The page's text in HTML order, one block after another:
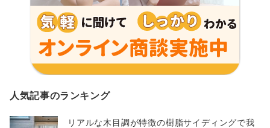
人気記事のランキング
リアルな木目調が特徴の樹脂サイディングで我